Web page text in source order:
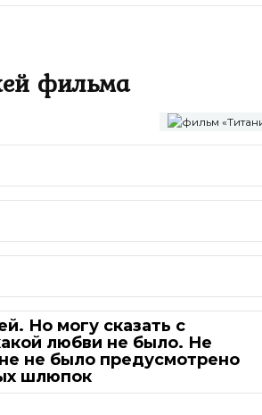
фильма
Но могу сказать с
любви не было. Не
не было предусмотрено
шлюпок